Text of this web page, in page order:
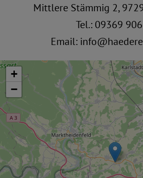
Mittlere Stämmig 2,
Tel.: 09369
Email:
+
−